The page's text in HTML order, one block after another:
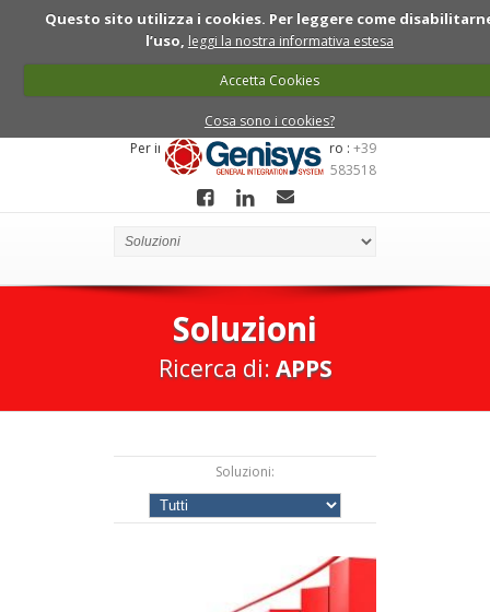
Questo sito utilizza i cookies. Per leggere come
l’uso, leggi la nostra informativa estesa
Accetta Cookies
Cosa sono i cookies?
Per informazioni chiama ll numero : +39
0422 7910081 - 349 6583518
Soluzioni
Ricerca di: APPS
Soluzioni: